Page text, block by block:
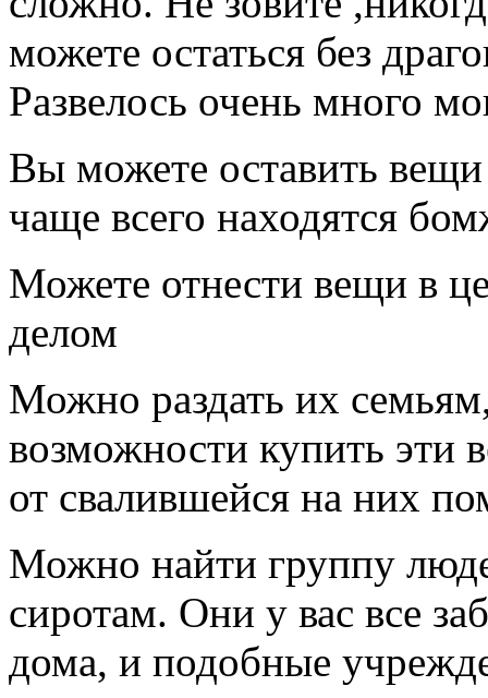
можете остаться без
Развелось очень много
Вы можете оставить
чаще всего находятся
Можете отнести вещи в
делом
Можно раздать их
возможности купить
от свалившейся на них
Можно найти группу
сиротам. Они у вас все
дома, и подобные